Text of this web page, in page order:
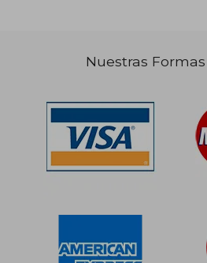
50% $ 126.083
$ 63.041
Nuestras